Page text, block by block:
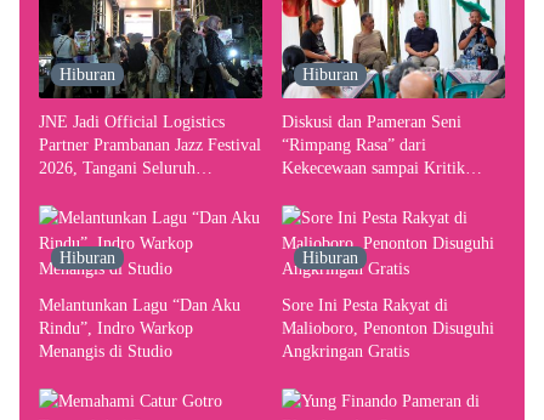
Hiburan
JNE Jadi Official Logistics
Partner Prambanan Jazz Festival
2026, Tangani Seluruh
Hiburan
Diskusi dan Pameran Seni
“Rimpang Rasa” dari
Kekecewaan sampai Kritik
Pusat Pergerakan Seni Rupa
Indonesia
Hiburan
Melantunkan Lagu “Dan Aku
Rindu”, Indro Warkop
Menangis di Studio
Hiburan
Sore Ini Pesta Rakyat di
Malioboro, Penonton Disuguhi
Angkringan Gratis